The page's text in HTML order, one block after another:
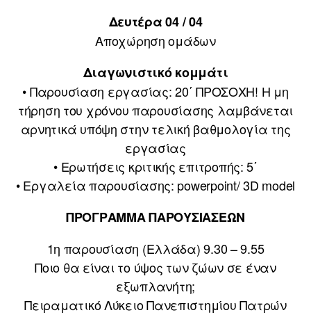
Δευτέρα 04 / 04
Αποχώρηση ομάδων
Διαγωνιστικό κομμάτι
• Παρουσίαση εργασίας: 20΄ ΠΡΟΣΟΧΗ! Η μη
τήρηση του χρόνου παρουσίασης λαμβάνεται
αρνητικά υπόψη στην τελική βαθμολογία της
εργασίας
• Ερωτήσεις κριτικής επιτροπής: 5΄
• Εργαλεία παρουσίασης: powerpoint/ 3D model
ΠΡΟΓΡΑΜΜΑ ΠΑΡΟΥΣΙΑΣΕΩΝ
1η παρουσίαση (Ελλάδα) 9.30 – 9.55
Ποιο θα είναι το ύψος των ζώων σε έναν
εξωπλανήτη;
Πειραματικό Λύκειο Πανεπιστημίου Πατρών